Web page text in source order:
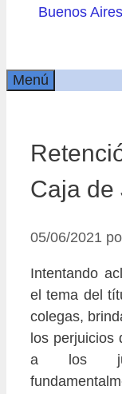
Buenos Aires
Menú
Caja de
05/06/2021
Intentando
el tema del
colegas,
los perjuicios
a los